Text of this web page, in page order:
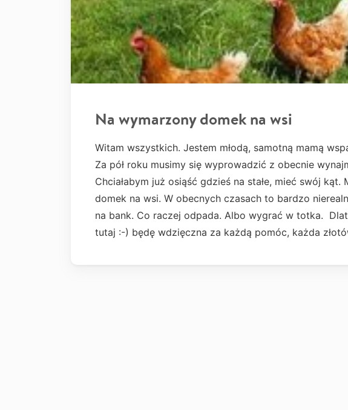
Na wymarzony domek na wsi
Witam wszystkich. Jestem młodą, samotną mamą
Za pół roku musimy się wyprowadzić z obecnie
Chciałabym już osiąść gdzieś na stałe, mieć swój kąt.
domek na wsi. W obecnych czasach to bardzo
na bank. Co raczej odpada. Albo wygrać w totka.
tutaj :-) będę wdzięczna za każdą pomóc, każda